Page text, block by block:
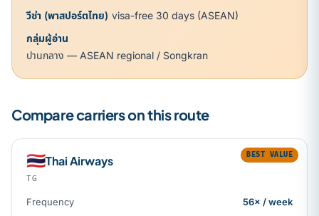
วีซ่า (พาสปอร์ตไทย) visa-free 30 days (ASEAN)
กลุ่มผู้อ่าน
ปานกลาง — ASEAN regional / Songkran
Compare carriers on this route
BEST VALUE
🇹🇭Thai Airways
TG
Frequency
56× / week